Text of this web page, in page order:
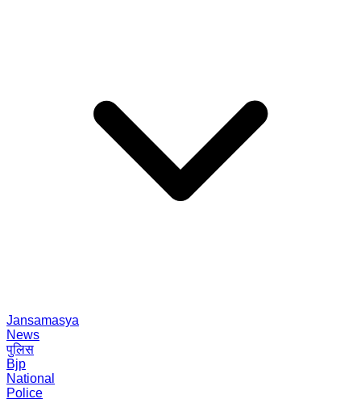
Jansamasya
News
पुलिस
Bjp
National
Police